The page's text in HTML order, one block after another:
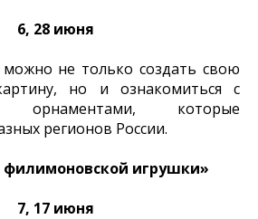
6, 28 июня
можно не только создать свою
но и ознакомиться с
орнаментами, которые
регионов России.
игрушки»
7, 17 июня